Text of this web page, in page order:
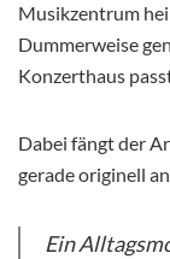
Musikzentrum
Dummerweise
Konzerthaus
Dabei fängt der
gerade originell
Ein